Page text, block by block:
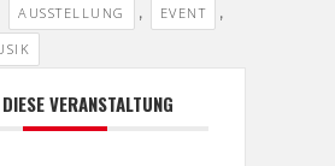
AUSSTELLUNG , EVENT ,
VERANSTALTUNG